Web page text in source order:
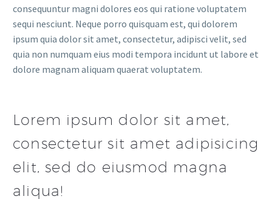
consequuntur magni dolores eos qui ratione voluptatem
sequi nesciunt. Neque porro quisquam est, qui dolorem
ipsum quia dolor sit amet, consectetur, adipisci velit, sed
quia non numquam eius modi tempora incidunt ut labore et
dolore magnam aliquam quaerat voluptatem.
Lorem ipsum dolor sit amet,
consectetur sit amet adipisicing
elit, sed do eiusmod magna
aliqua!